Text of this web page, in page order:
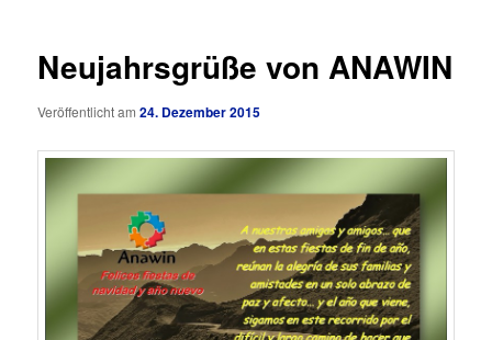
Neujahrsgrüße von ANAWIN
Veröffentlicht am24. Dezember 2015